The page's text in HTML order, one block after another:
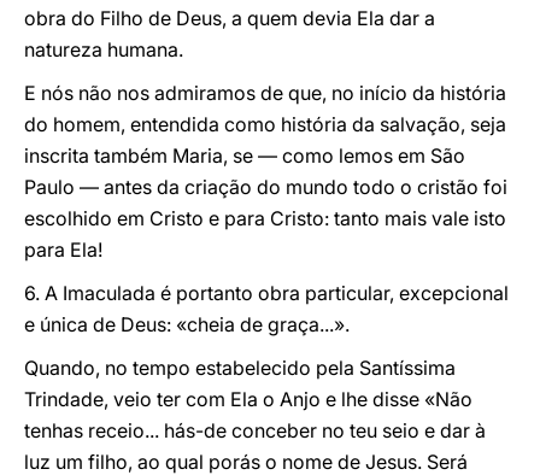
obra do Filho de Deus, a quem devia Ela dar a
natureza humana.
E nós não nos admiramos de que, no início da história
do homem, entendida como história da salvação, seja
inscrita também Maria, se — como lemos em São
Paulo — antes da criação do mundo todo o cristão foi
escolhido em Cristo e para Cristo: tanto mais vale isto
para Ela!
6. A Imaculada é portanto obra particular, excepcional
e única de Deus: «cheia de graça...».
Quando, no tempo estabelecido pela Santíssima
Trindade, veio ter com Ela o Anjo e lhe disse «Não
tenhas receio... hás-de conceber no teu seio e dar à
luz um filho, ao qual porás o nome de Jesus. Será